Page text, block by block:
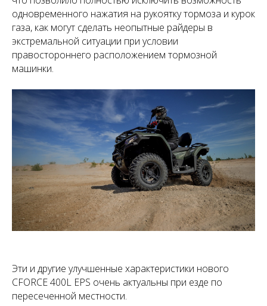
одновременного нажатия на рукоятку тормоза и курок
газа, как могут сделать неопытные райдеры в
экстремальной ситуации при условии
правостороннего расположением тормозной
машинки.
Эти и другие улучшенные характеристики нового
CFORCE 400L EPS очень актуальны при езде по
пересеченной местности.